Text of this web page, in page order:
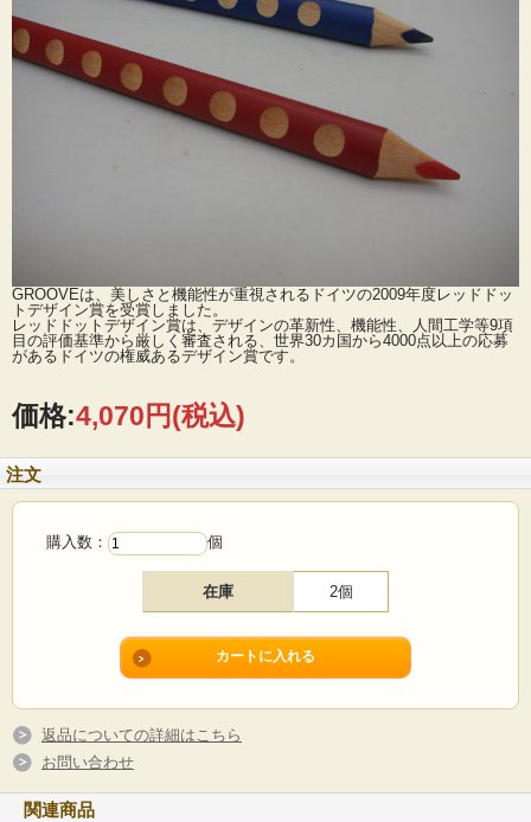
GROOVEは、美しさと機能性が重視されるドイツの2009年度レッドドッ
トデザイン賞を受賞しました。
レッドドットデザイン賞は、デザインの革新性、機能性、人間工学等9項
目の評価基準から厳しく審査される、世界30カ国から4000点以上の応募
があるドイツの権威あるデザイン賞です。
価格:4,070円(税込)
注文
購入数： 個
在庫 2個
返品についての詳細はこちら
お問い合わせ
関連商品